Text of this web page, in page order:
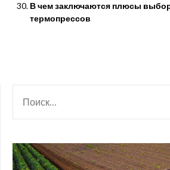
В чем заключаются плюсы
термопрессов